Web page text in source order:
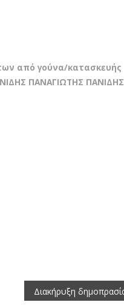
από γούνα/κατασκευής
ΠΑΝΑΓΙΩΤΗΣ ΠΑΝΙΔΗΣ